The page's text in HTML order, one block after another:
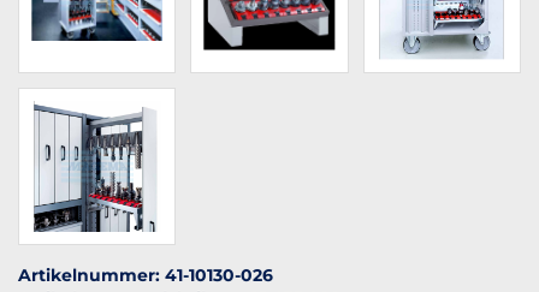
Artikelnummer: 41-10130-026